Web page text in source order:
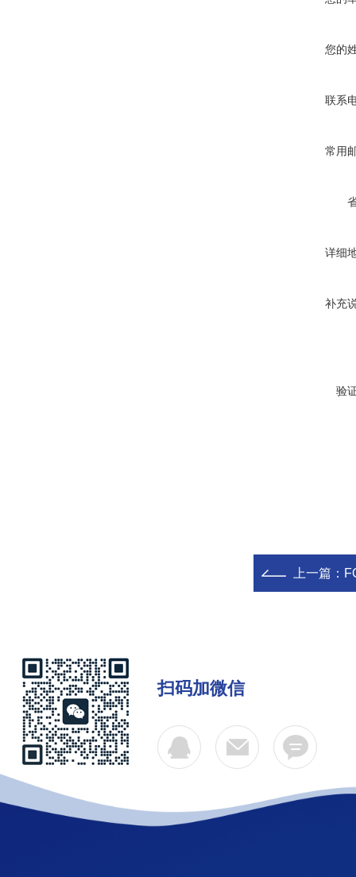
您的
联系
常用
详细
补充
验
上一篇：
扫码加微信